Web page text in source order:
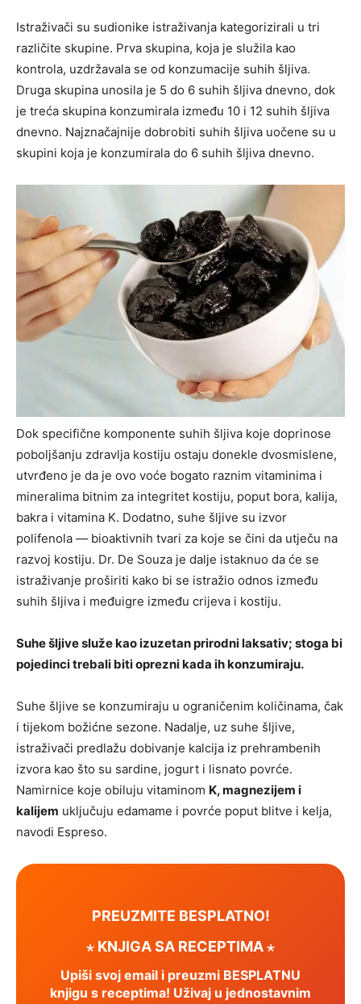
Istraživači su sudionike istraživanja kategorizirali u tri
različite skupine. Prva skupina, koja je služila kao
kontrola, uzdržavala se od konzumacije suhih šljiva.
Druga skupina unosila je 5 do 6 suhih šljiva dnevno, dok
je treća skupina konzumirala između 10 i 12 suhih šljiva
dnevno. Najznačajnije dobrobiti suhih šljiva uočene su u
skupini koja je konzumirala do 6 suhih šljiva dnevno.
Dok specifične komponente suhih šljiva koje doprinose
poboljšanju zdravlja kostiju ostaju donekle dvosmislene,
utvrđeno je da je ovo voće bogato raznim vitaminima i
mineralima bitnim za integritet kostiju, poput bora, kalija,
bakra i vitamina K. Dodatno, suhe šljive su izvor
polifenola — bioaktivnih tvari za koje se čini da utječu na
razvoj kostiju. Dr. De Souza je dalje istaknuo da će se
istraživanje proširiti kako bi se istražio odnos između
suhih šljiva i međuigre između crijeva i kostiju.
Suhe šljive služe kao izuzetan prirodni laksativ; stoga bi
pojedinci trebali biti oprezni kada ih konzumiraju.
Suhe šljive se konzumiraju u ograničenim količinama, čak
i tijekom božićne sezone. Nadalje, uz suhe šljive,
istraživači predlažu dobivanje kalcija iz prehrambenih
izvora kao što su sardine, jogurt i lisnato povrće.
Namirnice koje obiluju vitaminom K, magnezijem i
kalijem uključuju edamame i povrće poput blitve i kelja,
navodi Espreso.
PREUZMITE BESPLATNO!
⋆ KNJIGA SA RECEPTIMA ⋆
Upiši svoj email i preuzmi BESPLATNU
knjigu s receptima! Uživaj u jednostavnim